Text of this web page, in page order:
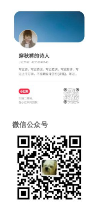
微信公众号